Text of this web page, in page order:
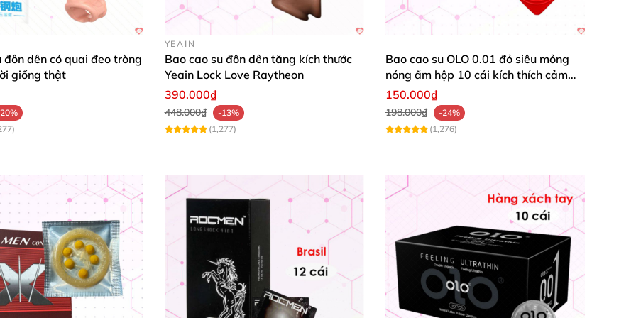
gốc bao
thước dương vật khi quan hệ cho nam giới, sử dụng tránh thai, tránh bệnh lây nhiễm nhưbao cao su,
nữ
Bao cao su dozen rung chi tiết sản phẩm
đôn dên có quai đeo tròng
giống thật
YEAIN
Bao cao su đôn dên tăng kích thước
Yeain Lock Love Raytheon
390.000₫
448.000₫
-13%
(1,277)
Bao cao su OLO 0.01 đỏ siêu mỏng
nóng ấm hộp 10 cái kích thích cảm
giác
150.000₫
198.000₫
-24%
(1,276)